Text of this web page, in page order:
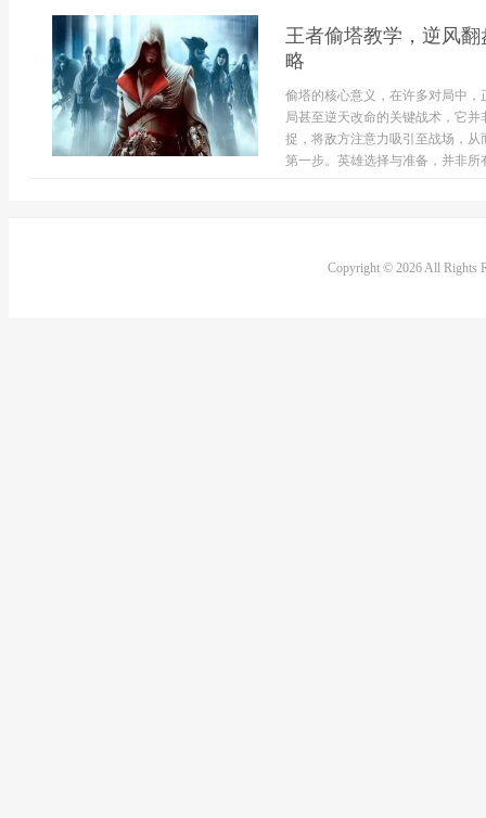
王者偷塔教学，逆风
略
偷塔的核心意义，在许多对局中
局甚至逆天改命的关键战术，它
捉，将敌方注意力吸引至战场，
第一步。英雄选择与准备，并非所
Copyright © 2026 All Rights